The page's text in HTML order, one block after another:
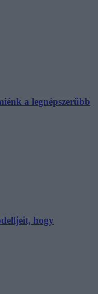
a legnépszerűbb
hogy